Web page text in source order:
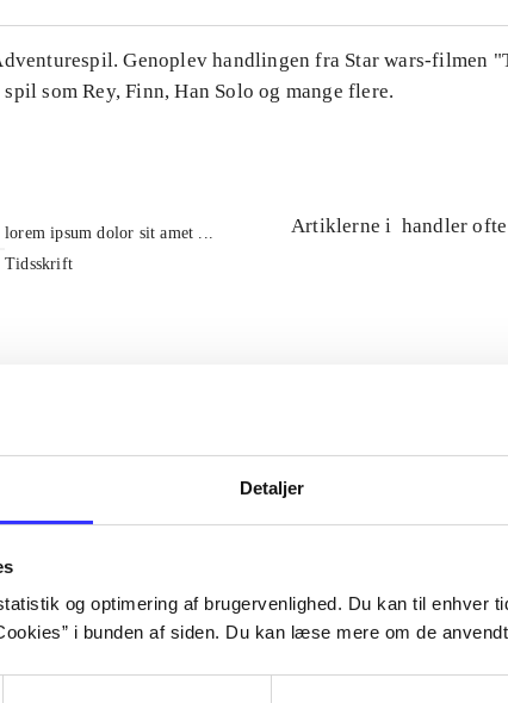
Detaljer
og optimering af brugervenlighed. Du kan til enhver
i bunden af siden. Du kan læse mere om de
Genoplev handlingen fra Star wars-filmen
som Rey, Finn, Han Solo og mange flere.
lorem ipsum dolor sit amet ...
Tidsskrift
Artiklerne i handler